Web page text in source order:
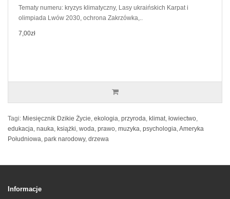
Tematy numeru: kryzys klimatyczny, Lasy ukraińskich Karpat i
olimpiada Lwów 2030, ochrona Zakrzówka,..
7,00zł
Tagi: Miesięcznik Dzikie Życie, ekologia, przyroda, klimat, łowiectwo,
edukacja, nauka, książki, woda, prawo, muzyka, psychologia,Ameryka
Południowa, park narodowy, drzewa
Informacje